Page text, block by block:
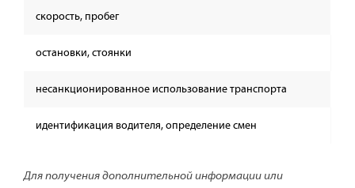
скорость, пробег
остановки, стоянки
несанкционированное использование транспорта
идентификация водителя, определение смен
Для получения дополнительной информации или